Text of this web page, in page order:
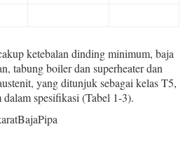
ketebalan dinding minimum, baja
tabung boiler dan superheater dan
yang ditunjuk sebagai kelas T5,
spesifikasi (Tabel 1-3).
BajaPipa